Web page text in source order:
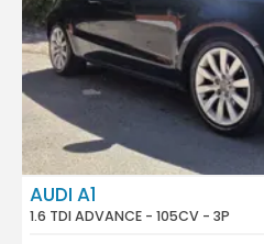
AUDI A1
1.6 TDI ADVANCE - 105CV - 3P